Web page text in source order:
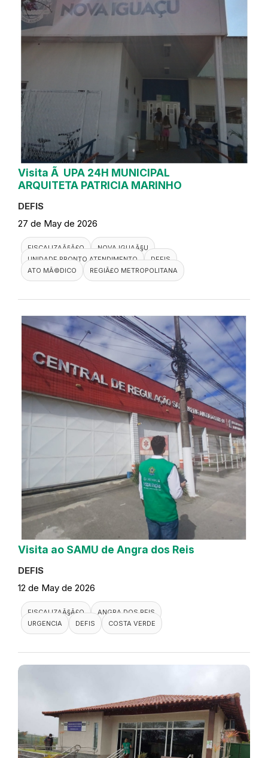
Visita Ã UPA 24H MUNICIPAL
ARQUITETA PATRICIA MARINHO
DEFIS
27 de May de 2026
FISCALIZAÃ§Ã£O
NOVA IGUAÃ§U
UNIDADE PRONTO ATENDIMENTO
DEFIS
ATO MÃ©DICO
REGIÃ£O METROPOLITANA
Visita ao SAMU de Angra dos Reis
DEFIS
12 de May de 2026
FISCALIZAÃ§Ã£O
ANGRA DOS REIS
URGENCIA
DEFIS COSTA VERDE